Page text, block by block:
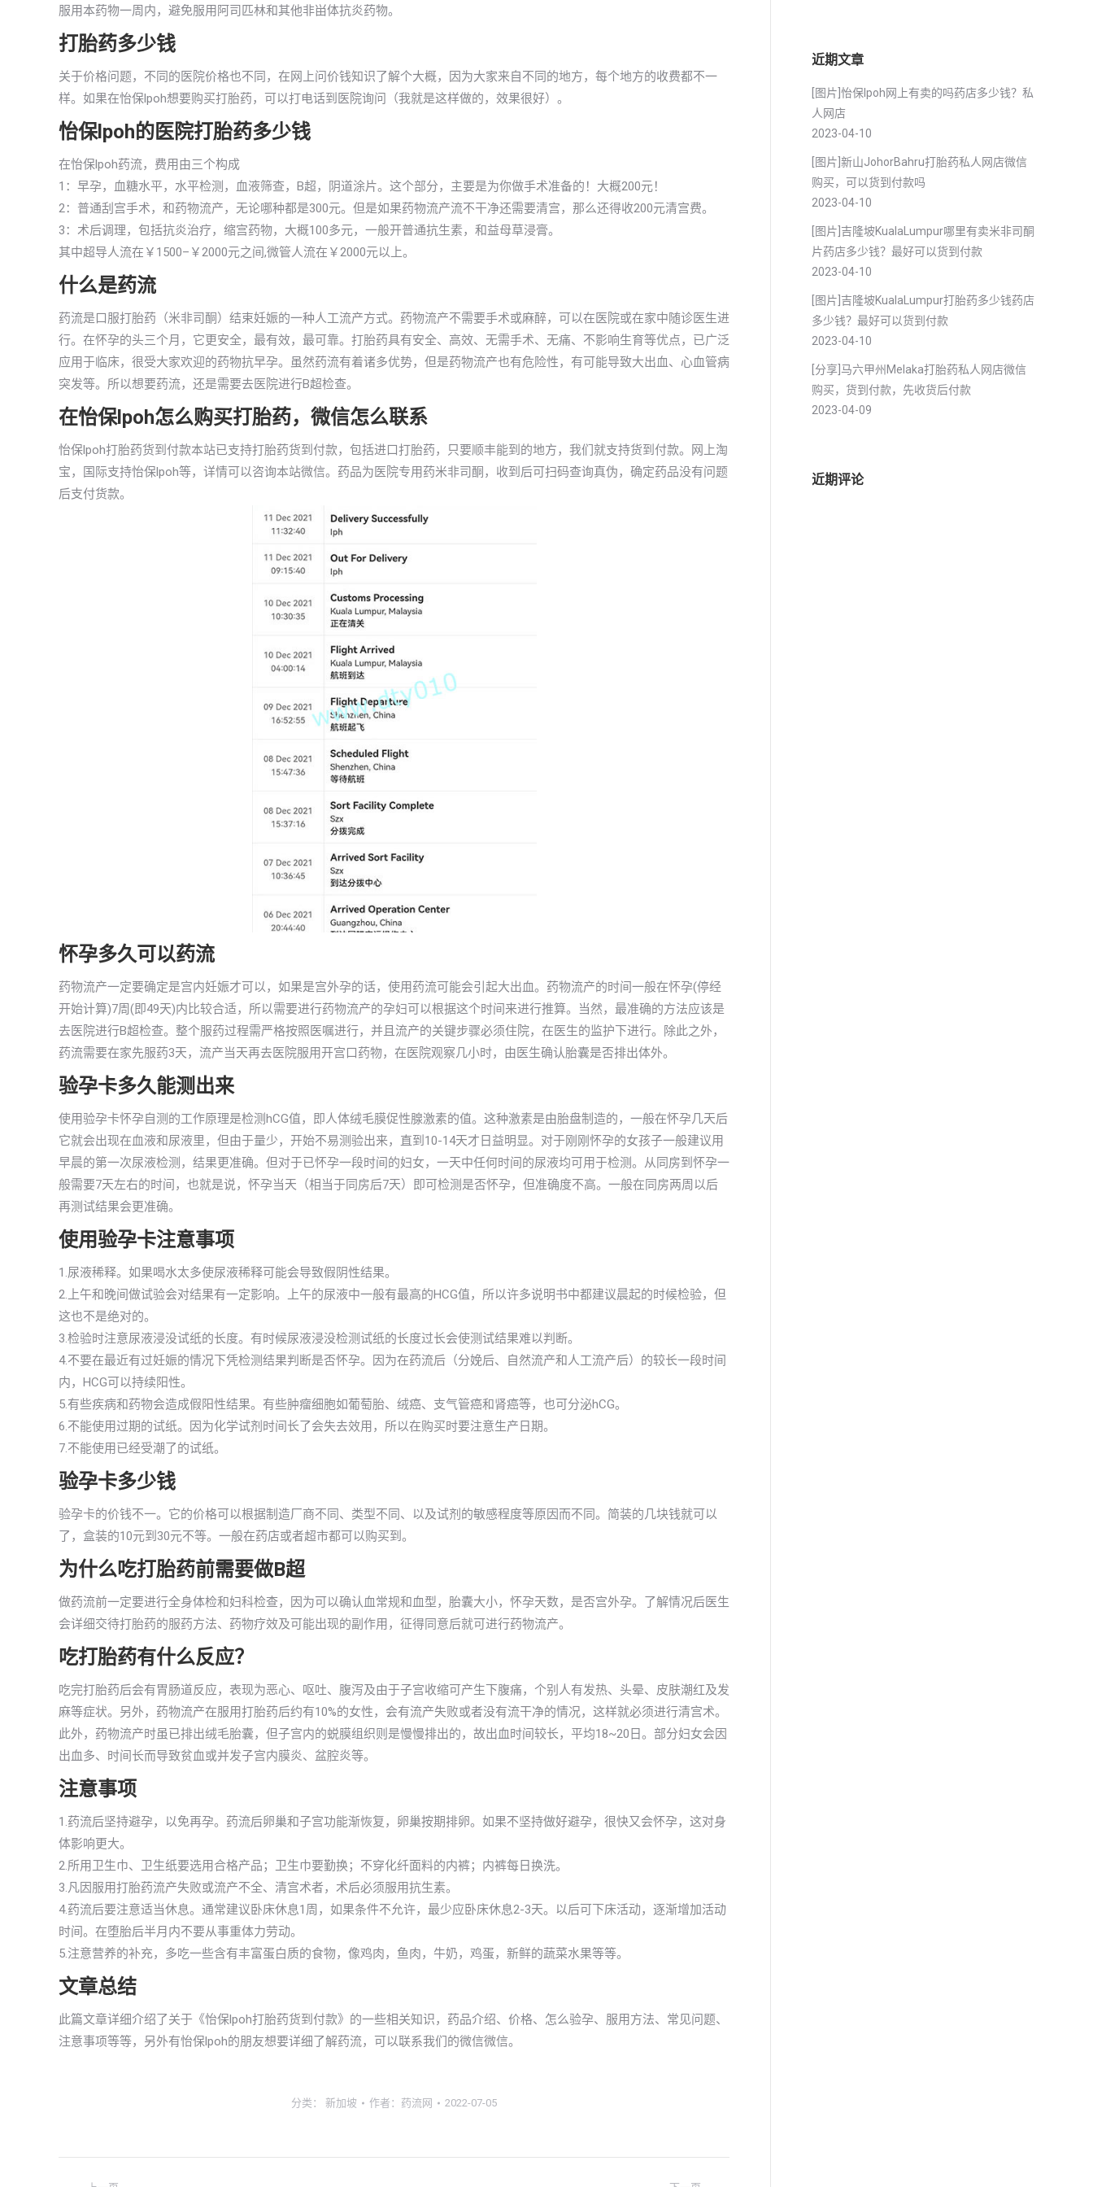
服用本药物一周内，避免服用阿司匹林和其他非畄体抗炎药物。
打胎药多少钱
关于价格问题，不同的医院价格也不同，在网上问价钱知识了解个大概，因为大家来自不同的地方，每个地方的收费都不一
样。如果在怡保lpoh想要购买打胎药，可以打电话到医院询问（我就是这样做的，效果很好）。
怡保lpoh的医院打胎药多少钱
在怡保lpoh药流，费用由三个构成
1：早孕，血糖水平，水平检测，血液筛查，B超，阴道涂片。这个部分，主要是为你做手术准备的！大概200元！
2：普通刮宫手术，和药物流产，无论哪种都是300元。但是如果药物流产流不干净还需要清宫，那么还得收200元清宫费。
3：术后调理，包括抗炎治疗，缩宫药物，大概100多元，一般开普通抗生素，和益母草浸膏。
其中超导人流在￥1500–￥2000元之间,微管人流在￥2000元以上。
什么是药流
药流是口服打胎药（米非司酮）结束妊娠的一种人工流产方式。药物流产不需要手术或麻醉，可以在医院或在家中随诊医生进
行。在怀孕的头三个月，它更安全，最有效，最可靠。打胎药具有安全、高效、无需手术、无痛、不影响生育等优点，已广泛
应用于临床，很受大家欢迎的药物抗早孕。虽然药流有着诸多优势，但是药物流产也有危险性，有可能导致大出血、心血管病
突发等。所以想要药流，还是需要去医院进行B超检查。
在怡保lpoh怎么购买打胎药，微信怎么联系
怡保lpoh打胎药货到付款本站已支持打胎药货到付款，包括进口打胎药，只要顺丰能到的地方，我们就支持货到付款。网上淘
宝，国际支持怡保lpoh等，详情可以咨询本站微信。药品为医院专用药米非司酮，收到后可扫码查询真伪，确定药品没有问题
后支付货款。
怀孕多久可以药流
药物流产一定要确定是宫内妊娠才可以，如果是宫外孕的话，使用药流可能会引起大出血。药物流产的时间一般在怀孕(停经
开始计算)7周(即49天)内比较合适，所以需要进行药物流产的孕妇可以根据这个时间来进行推算。当然，最准确的方法应该是
去医院进行B超检查。整个服药过程需严格按照医嘱进行，并且流产的关键步骤必须住院，在医生的监护下进行。除此之外，
药流需要在家先服药3天，流产当天再去医院服用开宫口药物，在医院观察几小时，由医生确认胎囊是否排出体外。
验孕卡多久能测出来
使用验孕卡怀孕自测的工作原理是检测hCG值，即人体绒毛膜促性腺激素的值。这种激素是由胎盘制造的，一般在怀孕几天后
它就会出现在血液和尿液里，但由于量少，开始不易测验出来，直到10-14天才日益明显。对于刚刚怀孕的女孩子一般建议用
早晨的第一次尿液检测，结果更准确。但对于已怀孕一段时间的妇女，一天中任何时间的尿液均可用于检测。从同房到怀孕一
般需要7天左右的时间，也就是说，怀孕当天（相当于同房后7天）即可检测是否怀孕，但准确度不高。一般在同房两周以后
再测试结果会更准确。
使用验孕卡注意事项
1.尿液稀释。如果喝水太多使尿液稀释可能会导致假阴性结果。
2.上午和晚间做试验会对结果有一定影响。上午的尿液中一般有最高的HCG值，所以许多说明书中都建议晨起的时候检验，但
这也不是绝对的。
3.检验时注意尿液浸没试纸的长度。有时候尿液浸没检测试纸的长度过长会使测试结果难以判断。
4.不要在最近有过妊娠的情况下凭检测结果判断是否怀孕。因为在药流后（分娩后、自然流产和人工流产后）的较长一段时间
内，HCG可以持续阳性。
5.有些疾病和药物会造成假阳性结果。有些肿瘤细胞如葡萄胎、绒癌、支气管癌和肾癌等，也可分泌hCG。
6.不能使用过期的试纸。因为化学试剂时间长了会失去效用，所以在购买时要注意生产日期。
7.不能使用已经受潮了的试纸。
验孕卡多少钱
验孕卡的价钱不一。它的价格可以根据制造厂商不同、类型不同、以及试剂的敏感程度等原因而不同。简装的几块钱就可以
了，盒装的10元到30元不等。一般在药店或者超市都可以购买到。
为什么吃打胎药前需要做B超
做药流前一定要进行全身体检和妇科检查，因为可以确认血常规和血型，胎囊大小，怀孕天数，是否宫外孕。了解情况后医生
会详细交待打胎药的服药方法、药物疗效及可能出现的副作用，征得同意后就可进行药物流产。
吃打胎药有什么反应？
吃完打胎药后会有胃肠道反应，表现为恶心、呕吐、腹泻及由于子宫收缩可产生下腹痛，个别人有发热、头晕、皮肤潮红及发
麻等症状。另外，药物流产在服用打胎药后约有10%的女性，会有流产失败或者没有流干净的情况，这样就必须进行清宫术。
此外，药物流产时虽已排出绒毛胎囊，但子宫内的蜕膜组织则是慢慢排出的，故出血时间较长，平均18~20日。部分妇女会因
出血多、时间长而导致贫血或并发子宫内膜炎、盆腔炎等。
注意事项
1.药流后坚持避孕，以免再孕。药流后卵巢和子宫功能渐恢复，卵巢按期排卵。如果不坚持做好避孕，很快又会怀孕，这对身
体影响更大。
2.所用卫生巾、卫生纸要选用合格产品；卫生巾要勤换；不穿化纤面料的内裤；内裤每日换洗。
3.凡因服用打胎药流产失败或流产不全、清宫术者，术后必须服用抗生素。
4.药流后要注意适当休息。通常建议卧床休息1周，如果条件不允许，最少应卧床休息2-3天。以后可下床活动，逐渐增加活动
时间。在堕胎后半月内不要从事重体力劳动。
5.注意营养的补充，多吃一些含有丰富蛋白质的食物，像鸡肉，鱼肉，牛奶，鸡蛋，新鲜的蔬菜水果等等。
文章总结
此篇文章详细介绍了关于《怡保lpoh打胎药货到付款》的一些相关知识，药品介绍、价格、怎么验孕、服用方法、常见问题、
注意事项等等，另外有怡保lpoh的朋友想要详细了解药流，可以联系我们的微信微信。
分类： 新加坡 作者： 药流网 2022-07-05
近期文章
[图片]怡保lpoh网上有卖的吗药店多少钱？私
人网店
2023-04-10
[图片]新山JohorBahru打胎药私人网店微信
购买，可以货到付款吗
2023-04-10
[图片]吉隆坡KualaLumpur哪里有卖米非司酮
片药店多少钱？最好可以货到付款
2023-04-10
[图片]吉隆坡KualaLumpur打胎药多少钱药店
多少钱？最好可以货到付款
2023-04-10
[分享]马六甲州Melaka打胎药私人网店微信
购买，货到付款，先收货后付款
2023-04-09
近期评论